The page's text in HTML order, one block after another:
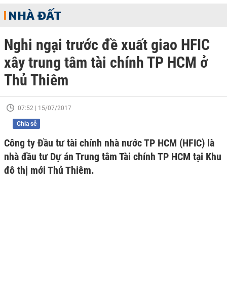
NHÀ ĐẤT
Nghi ngại trước đề xuất giao HFIC
xây trung tâm tài chính TP HCM ở
Thủ Thiêm
07:52 | 15/07/2017
Chia sẻ
Công ty Đầu tư tài chính nhà nước TP HCM (HFIC) là
nhà đầu tư Dự án Trung tâm Tài chính TP HCM tại Khu
đô thị mới Thủ Thiêm.